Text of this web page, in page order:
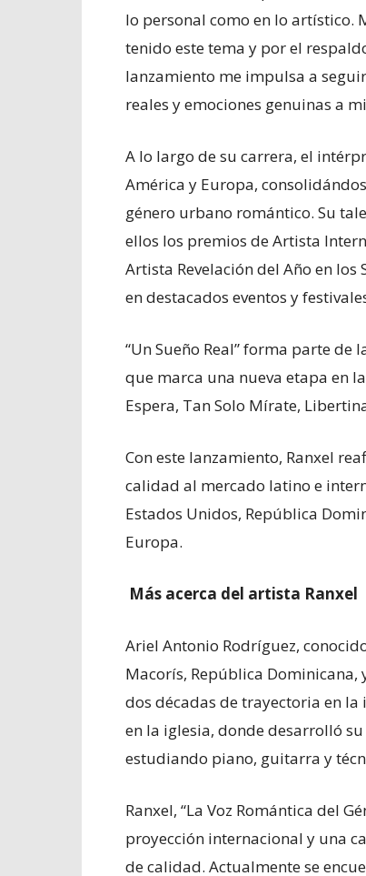
lo personal como en lo artístico.
tenido este tema y por el
lanzamiento me impulsa a
reales y emociones genuinas a
A lo largo de su carrera, el
América y Europa,
género urbano romántico. Su
ellos los premios de Artista
Artista Revelación del Año en
en destacados eventos y
“Un Sueño Real” forma parte de
que marca una nueva etapa en
Espera, Tan Solo Mírate,
Con este lanzamiento, Ranxel
calidad al mercado latino e
Estados Unidos, República
Europa.
Más acerca del artista Ranxel
Ariel Antonio Rodríguez,
Macorís, República Dominicana,
dos décadas de trayectoria en
en la iglesia, donde desarrolló
estudiando piano, guitarra y
Ranxel, “La Voz Romántica del
proyección internacional y una
de calidad. Actualmente se